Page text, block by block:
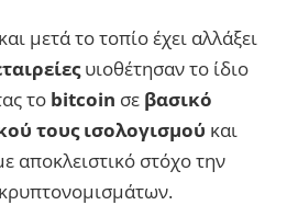
μετά το τοπίο έχει αλλάξει
υιοθέτησαν το ίδιο
το bitcoin σε βασικό
τους ισολογισμού και
αποκλειστικό στόχο την